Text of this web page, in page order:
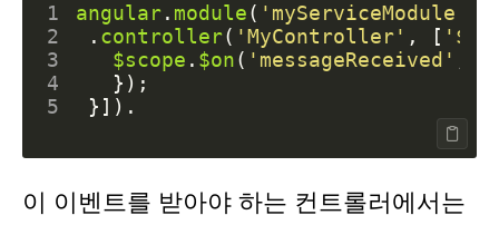
1 angular. module( 'myServiceModule'
2
. controller( 'MyController' , [
3
$scope . $on( 'messageReceived'
4
});
5
}]).
이 이벤트를 받아야 하는 컨트롤러에서는